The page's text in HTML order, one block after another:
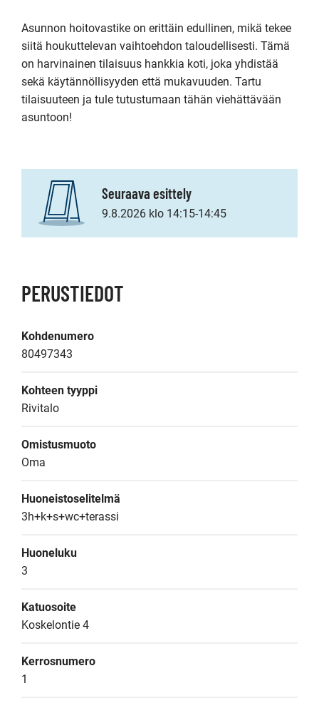
Asunnon hoitovastike on erittäin edullinen, mikä tekee
siitä houkuttelevan vaihtoehdon taloudellisesti. Tämä
on harvinainen tilaisuus hankkia koti, joka yhdistää
sekä käytännöllisyyden että mukavuuden. Tartu
tilaisuuteen ja tule tutustumaan tähän viehättävään
asuntoon!
Seuraava esittely
9.8.2026 klo 14:15-14:45
PERUSTIEDOT
Kohdenumero
80497343
Kohteen tyyppi
Rivitalo
Omistusmuoto
Oma
Huoneistoselitelmä
3h+k+s+wc+terassi
Huoneluku
3
Katuosoite
Koskelontie 4
Kerrosnumero
1